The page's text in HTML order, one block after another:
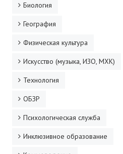
Биология
География
Физическая культура
Искусство (музыка, ИЗО, МХК)
Технология
ОБЗР
Психологическая служба
Инклюзивное образование